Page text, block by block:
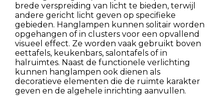
brede verspreiding van licht te bieden, terwijl
andere gericht licht geven op specifieke
gebieden. Hanglampen kunnen solitair worden
opgehangen of in clusters voor een opvallend
visueel effect. Ze worden vaak gebruikt boven
eettafels, keukenbars, salontafels of in
halruimtes. Naast de functionele verlichting
kunnen hanglampen ook dienen als
decoratieve elementen die de ruimte karakter
geven en de algehele inrichting aanvullen.